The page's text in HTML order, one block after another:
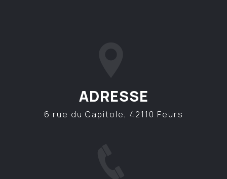
ADRESSE
6 rue du Capitole, 42110 Feurs